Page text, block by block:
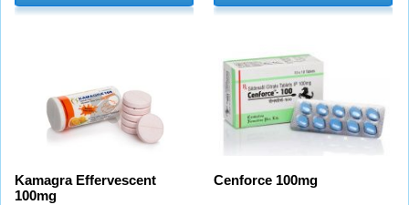
Kamagra Effervescent
100mg
Cenforce 100mg